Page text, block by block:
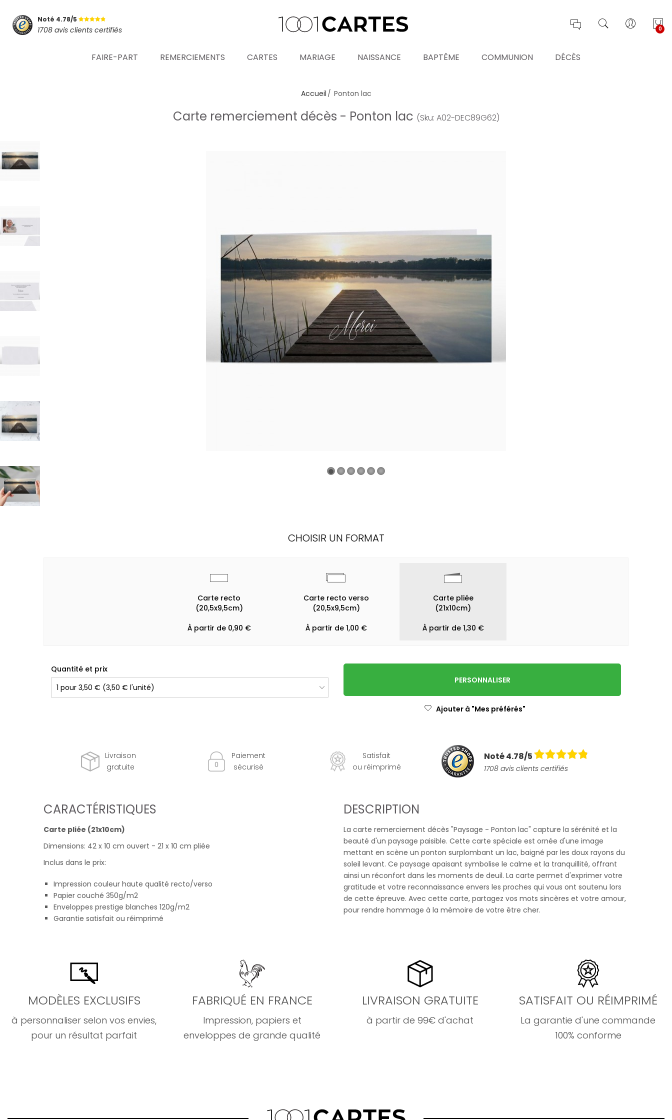
Noté 4.78/5
1708 avis clients certifiés 0
FAIRE-PART REMERCIEMENTS CARTES MARIAGE NAISSANCE BAPTÊME COMMUNION DÉCÈS
Mot de passe oublié ?
SE CONNECTER
Accueil Ponton lac
Carte remerciement décès - Ponton lac (Sku: A02-DEC89G62)
CHOISIR UN FORMAT
Carte recto
(20,5x9,5cm)
À partir de 0,90 €
Carte recto verso
(20,5x9,5cm)
À partir de 1,00 €
Carte pliée
(21x10cm)
À partir de 1,30 €
Quantité et prix
PERSONNALISER
Ajouter à "Mes préférés"
Livraison
gratuite
Paiement
sécurisé
Satisfait
ou réimprimé
Noté 4.78/5
1708 avis clients certifiés
CARACTÉRISTIQUES
Carte pliée (21x10cm)
Dimensions: 42 x 10 cm ouvert - 21 x 10 cm pliée
Inclus dans le prix:
Impression couleur haute qualité recto/verso
Papier couché 350g/m2
Enveloppes prestige blanches 120g/m2
Garantie satisfait ou réimprimé
DESCRIPTION
La carte remerciement décès "Paysage - Ponton lac" capture la sérénité et la
beauté d'un paysage paisible. Cette carte spéciale est ornée d'une image
mettant en scène un ponton surplombant un lac, baigné par les doux rayons du
soleil levant. Ce paysage apaisant symbolise le calme et la tranquillité, offrant
ainsi un réconfort dans les moments de deuil. La carte permet d'exprimer votre
gratitude et votre reconnaissance envers les proches qui vous ont soutenu lors
de cette épreuve. Avec cette carte, partagez vos mots sincères et votre amour,
pour rendre hommage à la mémoire de votre être cher.
MODÈLES EXCLUSIFS
à personnaliser selon vos envies,
pour un résultat parfait
FABRIQUÉ EN FRANCE
Impression, papiers et
enveloppes de grande qualité
LIVRAISON GRATUITE
à partir de 99€ d'achat
SATISFAIT OU RÉIMPRIMÉ
La garantie d'une commande
100% conforme